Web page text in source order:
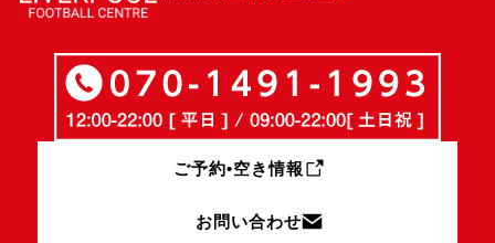
ご予約•空き情報
お問い合わせ